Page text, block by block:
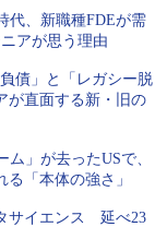
代、新職種FDEが需
アが思う理由
債」と「レガシー脱
が直面する新・旧の
ム」が去ったUSで、
「本体の強さ」
サイエンス 延べ23